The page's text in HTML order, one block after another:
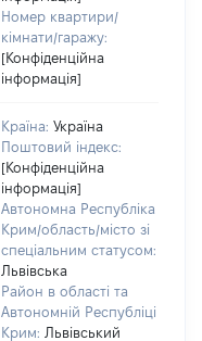
Номер квартири/
кімнати/гаражу:
[Конфіденційна
інформація]
Країна: Україна
Поштовий індекс:
[Конфіденційна
інформація]
Автономна Республіка
Крим/область/місто зі
спеціальним статусом:
Львівська
Район в області та
Автономній Республіці
Крим: Львівський